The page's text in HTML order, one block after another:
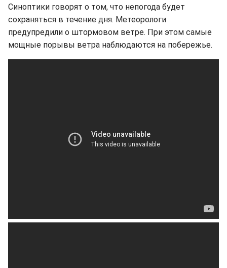
Синоптики говорят о том, что непогода будет
сохраняться в течение дня. Метеорологи
предупредили о штормовом ветре. При этом самые
мощные порывы ветра наблюдаются на побережье.